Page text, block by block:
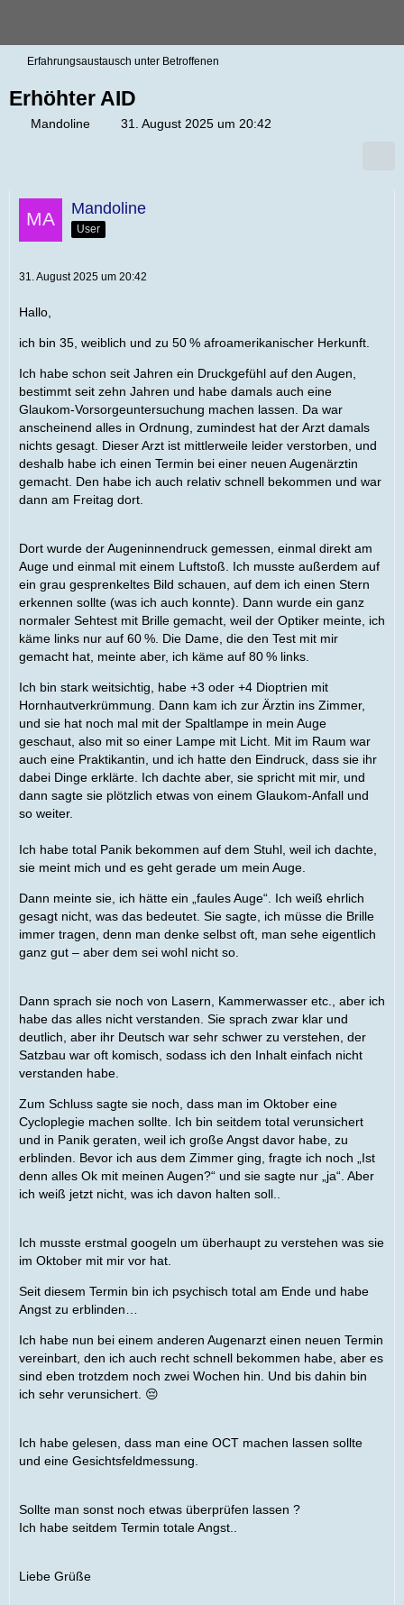
Erfahrungsaustausch unter Betroffenen
Erhöhter AID
Mandoline 31. August 2025 um 20:42
Mandoline
User
31. August 2025 um 20:42
Hallo,
ich bin 35, weiblich und zu 50 % afroamerikanischer Herkunft.
Ich habe schon seit Jahren ein Druckgefühl auf den Augen,
bestimmt seit zehn Jahren und habe damals auch eine
Glaukom-Vorsorgeuntersuchung machen lassen. Da war
anscheinend alles in Ordnung, zumindest hat der Arzt damals
nichts gesagt. Dieser Arzt ist mittlerweile leider verstorben, und
deshalb habe ich einen Termin bei einer neuen Augenärztin
gemacht. Den habe ich auch relativ schnell bekommen und war
dann am Freitag dort.
Dort wurde der Augeninnendruck gemessen, einmal direkt am
Auge und einmal mit einem Luftstoß. Ich musste außerdem auf
ein grau gesprenkeltes Bild schauen, auf dem ich einen Stern
erkennen sollte (was ich auch konnte). Dann wurde ein ganz
normaler Sehtest mit Brille gemacht, weil der Optiker meinte, ich
käme links nur auf 60 %. Die Dame, die den Test mit mir
gemacht hat, meinte aber, ich käme auf 80 % links.
Ich bin stark weitsichtig, habe +3 oder +4 Dioptrien mit
Hornhautverkrümmung. Dann kam ich zur Ärztin ins Zimmer,
und sie hat noch mal mit der Spaltlampe in mein Auge
geschaut, also mit so einer Lampe mit Licht. Mit im Raum war
auch eine Praktikantin, und ich hatte den Eindruck, dass sie ihr
dabei Dinge erklärte. Ich dachte aber, sie spricht mit mir, und
dann sagte sie plötzlich etwas von einem Glaukom-Anfall und
so weiter.
Ich habe total Panik bekommen auf dem Stuhl, weil ich dachte,
sie meint mich und es geht gerade um mein Auge.
Dann meinte sie, ich hätte ein „faules Auge“. Ich weiß ehrlich
gesagt nicht, was das bedeutet. Sie sagte, ich müsse die Brille
immer tragen, denn man denke selbst oft, man sehe eigentlich
ganz gut – aber dem sei wohl nicht so.
Dann sprach sie noch von Lasern, Kammerwasser etc., aber ich
habe das alles nicht verstanden. Sie sprach zwar klar und
deutlich, aber ihr Deutsch war sehr schwer zu verstehen, der
Satzbau war oft komisch, sodass ich den Inhalt einfach nicht
verstanden habe.
Zum Schluss sagte sie noch, dass man im Oktober eine
Cycloplegie machen sollte. Ich bin seitdem total verunsichert
und in Panik geraten, weil ich große Angst davor habe, zu
erblinden. Bevor ich aus dem Zimmer ging, fragte ich noch „Ist
denn alles Ok mit meinen Augen?“ und sie sagte nur „ja“. Aber
ich weiß jetzt nicht, was ich davon halten soll..
Ich musste erstmal googeln um überhaupt zu verstehen was sie
im Oktober mit mir vor hat.
Seit diesem Termin bin ich psychisch total am Ende und habe
Angst zu erblinden…
Ich habe nun bei einem anderen Augenarzt einen neuen Termin
vereinbart, den ich auch recht schnell bekommen habe, aber es
sind eben trotzdem noch zwei Wochen hin. Und bis dahin bin
ich sehr verunsichert. 😔
Ich habe gelesen, dass man eine OCT machen lassen sollte
und eine Gesichtsfeldmessung.
Sollte man sonst noch etwas überprüfen lassen ?
Ich habe seitdem Termin totale Angst..
Liebe Grüße